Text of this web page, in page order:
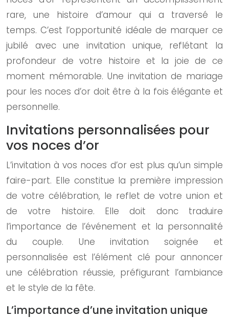
rare, une histoire d’amour qui a traversé le
temps. C’est l’opportunité idéale de marquer ce
jubilé avec une invitation unique, reflétant la
profondeur de votre histoire et la joie de ce
moment mémorable. Une invitation de mariage
pour les noces d’or doit être à la fois élégante et
personnelle.
Invitations personnalisées pour
vos noces d’or
L’invitation à vos noces d’or est plus qu’un simple
faire-part. Elle constitue la première impression
de votre célébration, le reflet de votre union et
de votre histoire. Elle doit donc traduire
l’importance de l’événement et la personnalité
du couple. Une invitation soignée et
personnalisée est l’élément clé pour annoncer
une célébration réussie, préfigurant l’ambiance
et le style de la fête.
L’importance d’une invitation unique